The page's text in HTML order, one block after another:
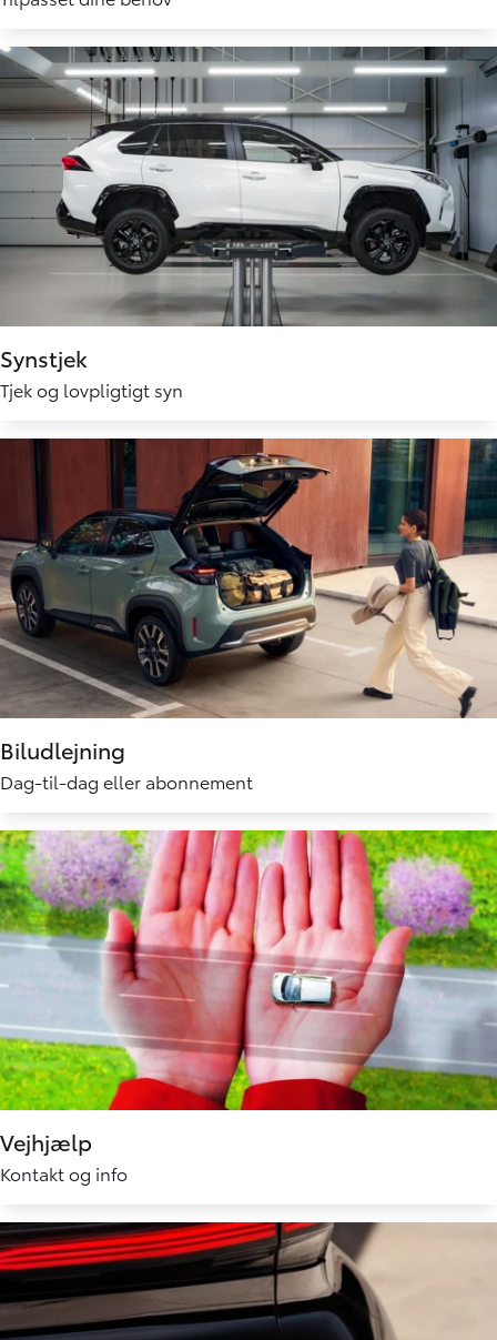
Synstjek
Tjek og lovpligtigt syn
Biludlejning
Dag-til-dag eller abonnement
Vejhjælp
Kontakt og info